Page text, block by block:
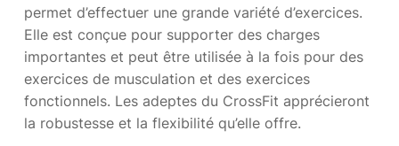
permet d’effectuer une grande variété d’exercices.
Elle est conçue pour supporter des charges
importantes et peut être utilisée à la fois pour des
exercices de musculation et des exercices
fonctionnels. Les adeptes du CrossFit apprécieront
la robustesse et la flexibilité qu’elle offre.